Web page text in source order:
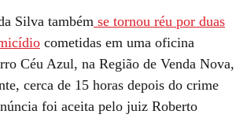
Silva também se tornou réu por duas
cometidas em uma oficina
Céu Azul, na Região de Venda Nova,
cerca de 15 horas depois do crime
foi aceita pelo juiz Roberto